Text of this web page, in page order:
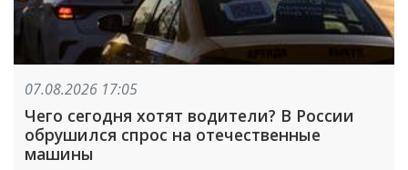
07.08.2026 17:05
Чего сегодня хотят водители? В России
обрушился спрос на отечественные
машины